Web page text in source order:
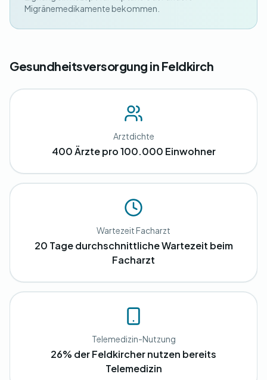
Migränemedikamente bekommen.
Gesundheitsversorgung in Feldkirch
Arztdichte
400 Ärzte pro 100.000 Einwohner
Wartezeit Facharzt
20 Tage durchschnittliche Wartezeit beim
Facharzt
Telemedizin-Nutzung
26% der Feldkircher nutzen bereits
Telemedizin